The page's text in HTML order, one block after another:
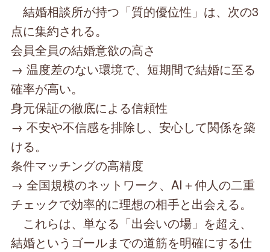
結婚相談所が持つ「質的優位性」は、次の3
点に集約される。
会員全員の結婚意欲の高さ
→ 温度差のない環境で、短期間で結婚に至る
確率が高い。
身元保証の徹底による信頼性
→ 不安や不信感を排除し、安心して関係を築
ける。
条件マッチングの高精度
→ 全国規模のネットワーク、AI＋仲人の二重
チェックで効率的に理想の相手と出会える。
これらは、単なる「出会いの場」を超え、
結婚というゴールまでの道筋を明確にする仕